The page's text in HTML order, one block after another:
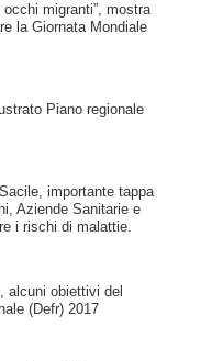
migranti”, mostra
la Giornata Mondiale
Piano regionale
importante tappa
Aziende Sanitarie e
i rischi di malattie.
alcuni obiettivi del
(Defr) 2017